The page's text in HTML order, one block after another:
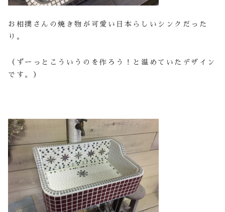
お相撲さんの焼き物が可愛い日本らしいシンクだった
り。
（ずーっとこういうのを作ろう！と温めていたデザイン
です。）